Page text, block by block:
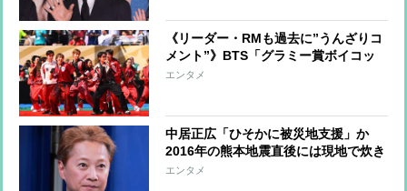
《リーダー・RMも過去に”うんざりコ
メント”》BTS「グラミー賞ボイコッ
ト」が示す“韓国から世界へ”の覚悟
エンタメ
中居正広「ひそかに被災地支援」か
2016年の熊本地震直後には現地で炊き
出し “誰にも知られなくて良い”と、
エンタメ